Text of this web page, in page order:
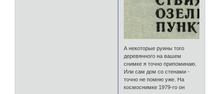
А некоторые руины того
деревянного на вашем
снимке я точно припоминаю.
Или сам дом со стенами -
точно не помню уже. На
космоснимке 1979-го он